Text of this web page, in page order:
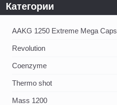
Категории
AAKG 1250 Extreme Mega Caps
Revolution
Coenzyme
Thermo shot
Mass 1200